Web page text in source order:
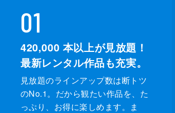
01
420,000 本以上が見放題！
最新レンタル作品も充実。
見放題のラインアップ数は断トツ
のNo.1。だから観たい作品を、た
っぷり、お得に楽しめます。ま